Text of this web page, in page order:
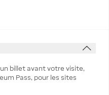
billet avant votre visite,
Pass, pour les sites